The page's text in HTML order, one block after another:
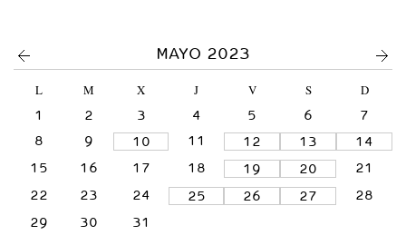
S
T
MAYO 2023
L M X J V S
D
1
2 3 4 5 6
7
8
9 10 11 12 13
14
15
16 17 18 19 20
21
22
23 24 25 26 27
28
29
30 31